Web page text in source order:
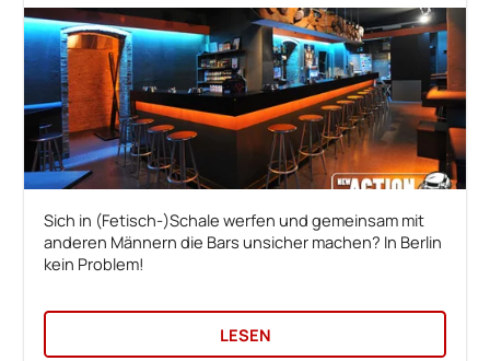
Sich in (Fetisch-)Schale werfen und gemeinsam mit
anderen Männern die Bars unsicher machen? In Berlin
kein Problem!
LESEN